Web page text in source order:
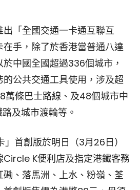
「全國交通一卡通互聯互
手，除了於香港當普通八達
中國全國超過336個城市，
公共交通工具使用，涉及超
萬條巴士路線、及48個城市中
及城市渡輪等。
」首創版於明日（3月26日）
Circle K便利店及指定港鐵客務
、落馬洲、上水、粉嶺、荃